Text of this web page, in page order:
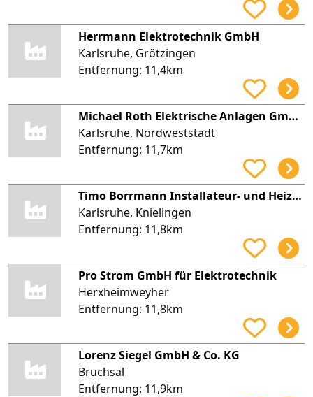
Herrmann Elektrotechnik GmbH
Karlsruhe, Grötzingen
Entfernung: 11,4km
Michael Roth Elektrische Anlagen GmbH & Co. KG
Karlsruhe, Nordweststadt
Entfernung: 11,7km
Timo Borrmann Installateur- und Heizungsbauermeister
Karlsruhe, Knielingen
Entfernung: 11,8km
Pro Strom GmbH für Elektrotechnik
Herxheimweyher
Entfernung: 11,8km
Lorenz Siegel GmbH & Co. KG
Bruchsal
Entfernung: 11,9km